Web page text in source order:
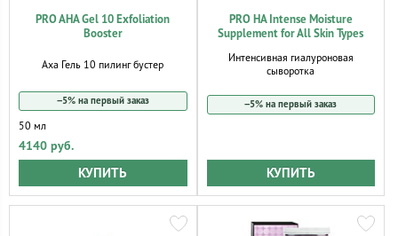
PRO AHA Gel 10 Exfoliation
Booster
Аха Гель 10 пилинг бустер
−5% на первый заказ
50 мл
4140 руб.
КУПИТЬ
PRO HA Intense Moisture
Supplement for All Skin Types
Интенсивная гиалуроновая
сыворотка
−5% на первый заказ
КУПИТЬ